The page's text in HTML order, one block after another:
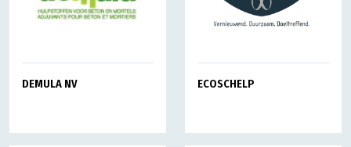
DEMULA NV ECOSCHELP